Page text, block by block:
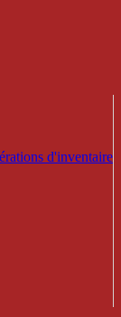
d'inventaire